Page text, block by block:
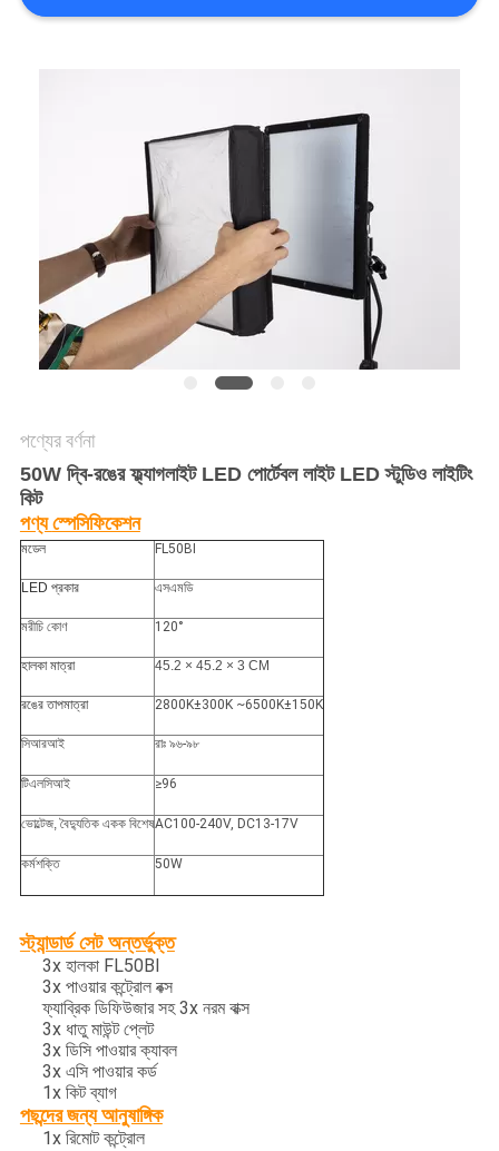
ম্যাপ
PRIVACY
POLICY
পণ্যের বর্ণনা
50W দ্বি-রঙের ফ্ল্যাগলাইট LED পোর্টেবল লাইট LED স্টুডিও লাইটিং
কিট
পণ্যস্পেসিফিকেশন
মডেল FL50BI
LED প্রকার এসএমডি
মরীচি কোণ 120°
হালকা মাত্রা 45.2 × 45.2 × 3 CM
রঙের তাপমাত্রা 2800K±300K ~6500K±150K
সিআরআই রাঃ ৯৬-৯৮
টিএলসিআই ≥96
ভোল্টেজ, বৈদ্যুতিক একক বিশেষAC100-240V, DC13-17V
কর্মশক্তি 50W
স্ট্যান্ডার্ড সেট অন্তর্ভুক্ত
3x হালকা FL50BI
3x পাওয়ার কন্ট্রোল বক্স
ফ্যাব্রিক ডিফিউজার সহ 3x নরম বাক্স
3x ধাতু মাউন্ট প্লেট
3x ডিসি পাওয়ার ক্যাবল
3x এসি পাওয়ার কর্ড
1x কিট ব্যাগ
পছন্দের জন্য আনুষাঙ্গিক
1x রিমোট কন্ট্রোল